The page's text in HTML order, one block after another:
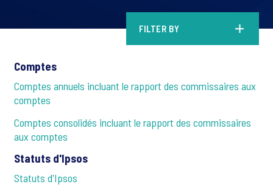
FILTER BY
Comptes
Comptes annuels incluant le rapport des commissaires aux
comptes
Comptes consolidés incluant le rapport des commissaires
aux comptes
Statuts d'Ipsos
Statuts d'Ipsos